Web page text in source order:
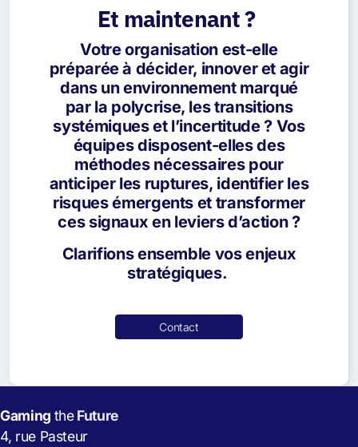
Et maintenant ?
Votre organisation est-elle
préparée à décider, innover et agir
dans un environnement marqué
par la polycrise, les transitions
systémiques et l’incertitude ? Vos
équipes disposent-elles des
méthodes nécessaires pour
anticiper les ruptures, identifier les
risques émergents et transformer
ces signaux en leviers d’action ?
Clarifions ensemble vos enjeux
stratégiques.
Contact
Gaming theFuture
4, rue Pasteur